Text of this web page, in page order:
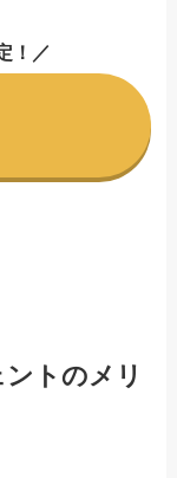
！ ／
トのメリ